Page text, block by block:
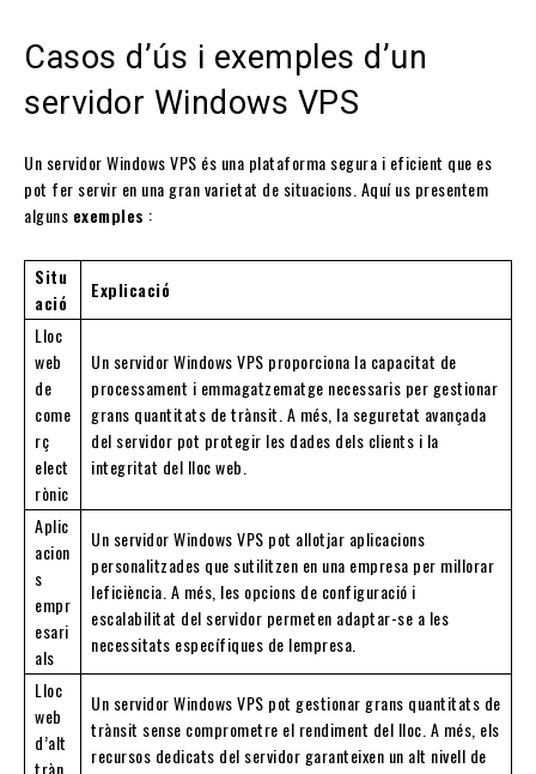
Casos d’ús i exemples d’un
servidor Windows VPS
Un servidor Windows VPS és una plataforma segura i eficient que es
pot fer servir en una gran varietat de situacions. Aquí us presentem
alguns exemples :
Situ
ació
Explicació
Lloc
web
de
come
rç
elect
rònic
Un servidor Windows VPS proporciona la capacitat de
processament i emmagatzematge necessaris per gestionar
grans quantitats de trànsit. A més, la seguretat avançada
del servidor pot protegir les dades dels clients i la
integritat del lloc web.
Aplic
acion
s
empr
esari
als
Un servidor Windows VPS pot allotjar aplicacions
personalitzades que sutilitzen en una empresa per millorar
leficiència. A més, les opcions de configuració i
escalabilitat del servidor permeten adaptar-se a les
necessitats específiques de lempresa.
Lloc
web
d’alt
Un servidor Windows VPS pot gestionar grans quantitats de
trànsit sense comprometre el rendiment del lloc. A més, els
recursos dedicats del servidor garanteixen un alt nivell de